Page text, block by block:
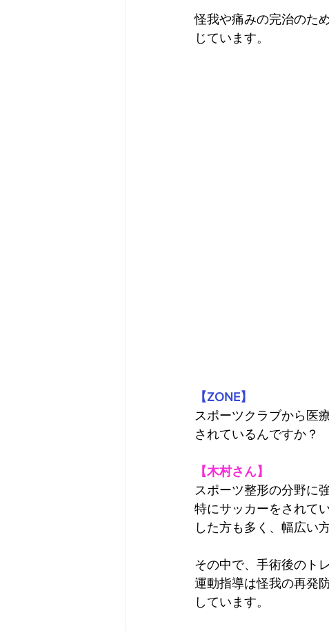
怪我や痛みの完治のた
じています。
【ZONE】
スポーツクラブから医
されているんですか？
【木村さん】
スポーツ整形の分野に
特にサッカーをされて
した方も多く、幅広い
その中で、手術後のト
運動指導は怪我の再発
しています。